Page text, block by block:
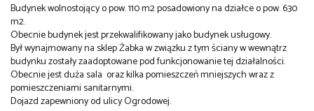
Budynek wolnostojący o pow. 110 m2 posadowiony na działce o pow. 630
m2.
Obecnie budynek jest przekwalifikowany jako budynek usługowy.
Był wynajmowany na sklep Żabka w związku z tym ściany w wewnątrz
budynku zostały zaadoptowane pod funkcjonowanie tej działalności.
Obecnie jest duża sala oraz kilka pomieszczeń mniejszych wraz z
pomieszczeniami sanitarnymi.
Dojazd zapewniony od ulicy Ogrodowej.